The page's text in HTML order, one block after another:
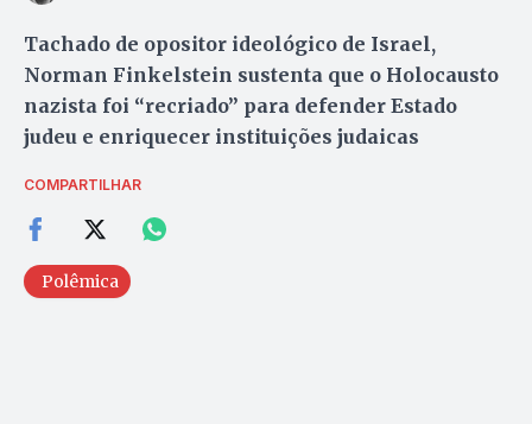
Tachado de opositor ideológico de Israel,
Norman Finkelstein sustenta que o Holocausto
nazista foi “recriado” para defender Estado
judeu e enriquecer instituições judaicas
COMPARTILHAR
Polêmica